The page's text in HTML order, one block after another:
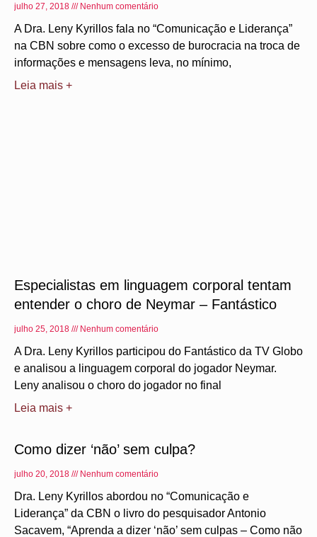
julho 27, 2018 Nenhum comentário
A Dra. Leny Kyrillos fala no “Comunicação e Liderança”
na CBN sobre como o excesso de burocracia na troca de
informações e mensagens leva, no mínimo,
Leia mais +
Especialistas em linguagem corporal tentam
entender o choro de Neymar – Fantástico
julho 25, 2018 Nenhum comentário
A Dra. Leny Kyrillos participou do Fantástico da TV Globo
e analisou a linguagem corporal do jogador Neymar.
Leny analisou o choro do jogador no final
Leia mais +
Como dizer ‘não’ sem culpa?
julho 20, 2018 Nenhum comentário
Dra. Leny Kyrillos abordou no “Comunicação e
Liderança” da CBN o livro do pesquisador Antonio
Sacavem, “Aprenda a dizer ‘não’ sem culpas – Como não